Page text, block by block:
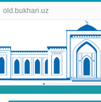
old.bukhari.uz